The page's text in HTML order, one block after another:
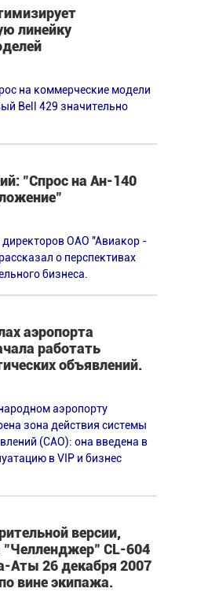
линейку
на коммерческие модели
Bell 429 значительно
"Спрос на Ан-140
директоров ОАО "Авиакор -
о перспективах
бизнеса.
аэропорта
работать
объявлений.
аэропорту
зона действия системы
(САО): она введена в
в VIP и бизнес
версии,
"Челленджер" CL-604
Аты 26 декабря 2007
вине экипажа.